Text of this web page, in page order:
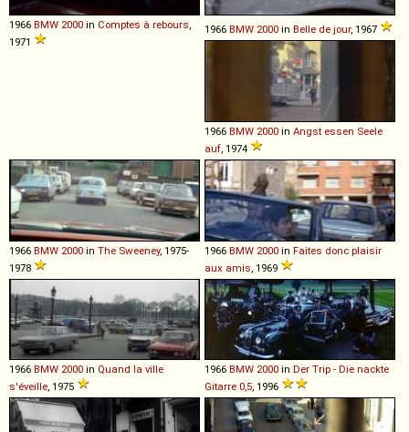
1966 BMW 2000 in Comptes à rebours
1971
1966 BMW 2000 in Belle de jour, 1967
1966 BMW 2000 in Angst essen Seele
auf , 1974
1966 BMW 2000 in The Sweeney, 1975-
1978
1966 BMW 2000 in Faites donc plaisir
aux amis , 1969
1966 BMW 2000 in Quand la ville
s'éveille, 1975
1966 BMW 2000 in Der Trip - Die nackte
Gitarre 0,5, 1996